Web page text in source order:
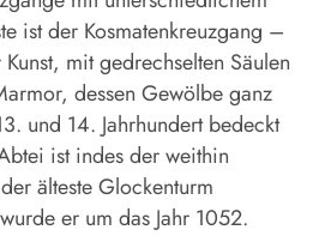
ist der Kosmatenkreuzgang –
mit gedrechselten Säulen
dessen Gewölbe ganz
und 14. Jahrhundert bedeckt
ist indes der weithin
älteste Glockenturm
er um das Jahr 1052.